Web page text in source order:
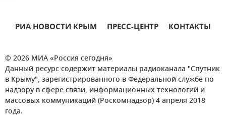
РИА НОВОСТИ КРЫМ ПРЕСС-ЦЕНТР КОНТАКТЫ
© 2026 МИА «Россия сегодня»
Данный ресурс содержит материалы радиоканала "Спутник
в Крыму", зарегистрированного в Федеральной службе по
надзору в сфере связи, информационных технологий и
массовых коммуникаций (Роскомнадзор) 4 апреля 2018
года.